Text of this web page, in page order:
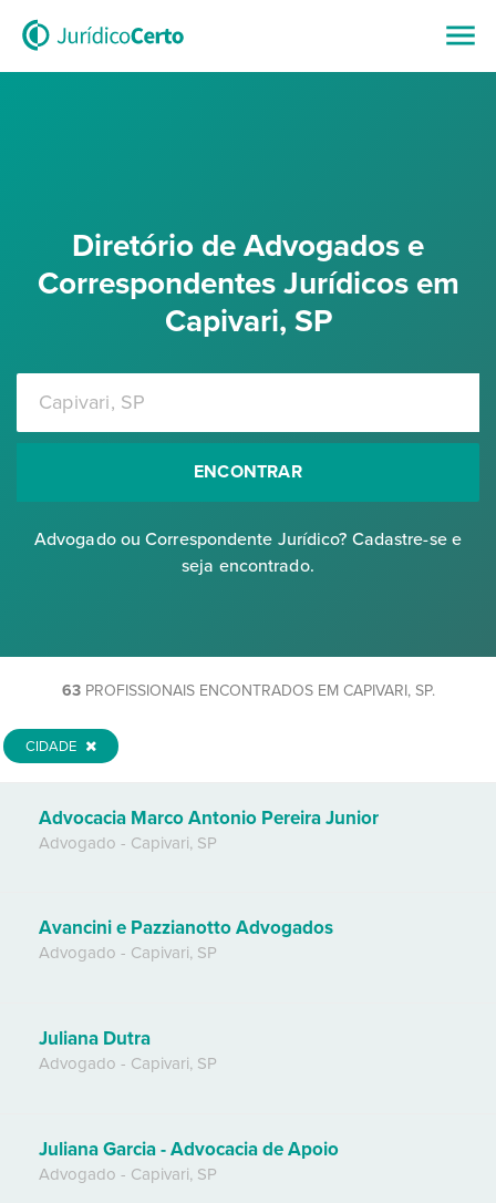
Diretório de Advogados e
Correspondentes Jurídicos em
Capivari, SP
ENCONTRAR
Advogado ou Correspondente Jurídico? Cadastre-se e
seja encontrado.
63PROFISSIONAIS ENCONTRADOS EM CAPIVARI, SP.
CIDADE
Advocacia Marco Antonio Pereira Junior
Advogado - Capivari, SP
Avancini e Pazzianotto Advogados
Advogado - Capivari, SP
Juliana Dutra
Advogado - Capivari, SP
Juliana Garcia - Advocacia de Apoio
Advogado - Capivari, SP